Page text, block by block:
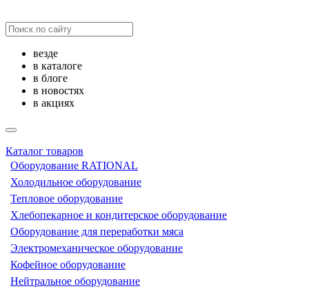
везде
в каталоге
в блоге
в новостях
в акциях
Каталог товаров
Оборудование RATIONAL
Холодильное оборудование
Тепловое оборудование
Хлебопекарное и кондитерское оборудование
Оборудование для переработки мяса
Электромеханическое оборудование
Кофейное оборудование
Нейтральное оборудование